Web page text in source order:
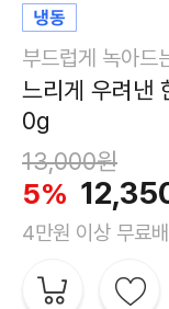
부드럽게 녹아드
느리게 우려낸
0g
13,000원
5%
4만원 이상 무료